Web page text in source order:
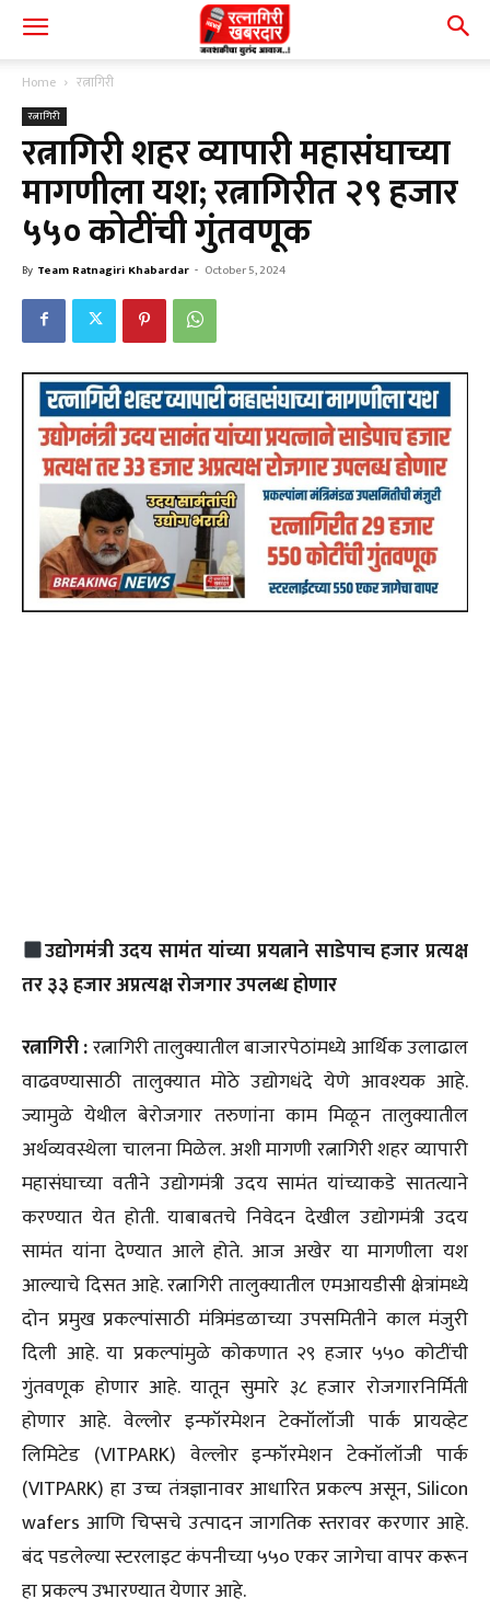
Home रत्नागिरी
रत्नागिरी
रत्नागिरी शहर व्यापारी महासंघाच्या
मागणीला यश; रत्नागिरीत २९ हजार
५५० कोटींची गुंतवणूक
By Team Ratnagiri Khabardar - October 5, 2024
उद्योगमंत्री उदय सामंत यांच्या प्रयत्नाने साडेपाच हजार प्रत्यक्ष
तर ३३ हजार अप्रत्यक्ष रोजगार उपलब्ध होणार
रत्नागिरी :रत्नागिरी तालुक्यातील बाजारपेठांमध्ये आर्थिक उलाढाल
वाढवण्यासाठी तालुक्यात मोठे उद्योगधंदे येणे आवश्यक आहे.
ज्यामुळे येथील बेरोजगार तरुणांना काम मिळून तालुक्यातील
अर्थव्यवस्थेला चालना मिळेल. अशी मागणी रत्नागिरी शहर व्यापारी
महासंघाच्या वतीने उद्योगमंत्री उदय सामंत यांच्याकडे सातत्याने
करण्यात येत होती. याबाबतचे निवेदन देखील उद्योगमंत्री उदय
सामंत यांना देण्यात आले होते. आज अखेर या मागणीला यश
आल्याचे दिसत आहे. रत्नागिरी तालुक्यातील एमआयडीसी क्षेत्रांमध्ये
दोन प्रमुख प्रकल्पांसाठी मंत्रिमंडळाच्या उपसमितीने काल मंजुरी
दिली आहे. या प्रकल्पांमुळे कोकणात २९ हजार ५५० कोटींची
गुंतवणूक होणार आहे. यातून सुमारे ३८ हजार रोजगारनिर्मिती
होणार आहे. वेल्लोर इन्फॉरमेशन टेक्नॉलॉजी पार्क प्रायव्हेट
लिमिटेड (VITPARK) वेल्लोर इन्फॉरमेशन टेक्नॉलॉजी पार्क
(VITPARK) हा उच्च तंत्रज्ञानावर आधारित प्रकल्प असून, Silicon
wafers आणि चिप्सचे उत्पादन जागतिक स्तरावर करणार आहे.
बंद पडलेल्या स्टरलाइट कंपनीच्या ५५० एकर जागेचा वापर करून
हा प्रकल्प उभारण्यात येणार आहे.